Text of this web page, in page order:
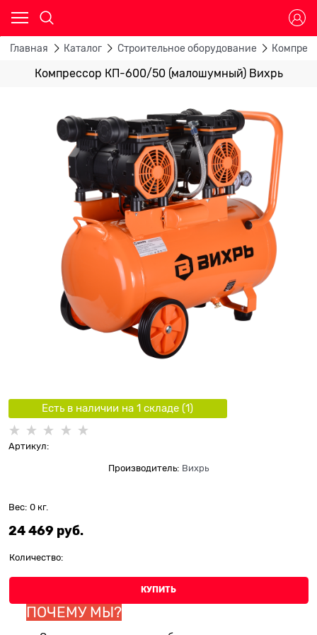
Главная Каталог Строительное оборудование
Компрессор КП-600/50 (малошумный) Вихрь
Есть в наличии на 1 складe (1)
Артикул:
Производитель: Вихрь
Вес: 0 кг.
24 469 руб.
Количество:
КУПИТЬ
ПОЧЕМУ МЫ?